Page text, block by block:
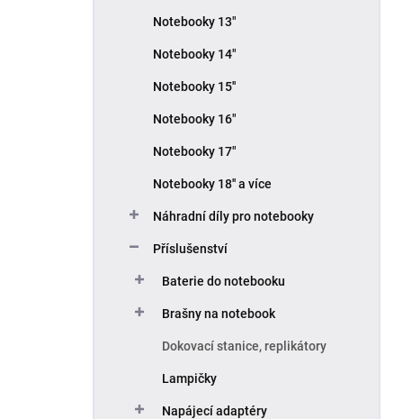
Notebooky 13"
Notebooky 14"
Notebooky 15''
Notebooky 16"
Notebooky 17"
Notebooky 18'' a více
Náhradní díly pro notebooky
Příslušenství
Baterie do notebooku
Brašny na notebook
Dokovací stanice, replikátory
Lampičky
Napájecí adaptéry